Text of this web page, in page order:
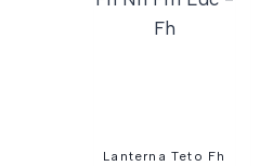
Lanterna Teto Fh